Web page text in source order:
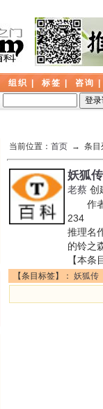
组织 标签 咨询
当前位置： 首页 → 条目
妖狐传
老蔡 创
作者
234
推理
的铃之
【本条
【条目标签】： 妖狐传